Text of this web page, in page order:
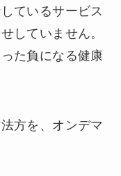
ているサービス
していません。
た負になる健康
方を、オンデマ